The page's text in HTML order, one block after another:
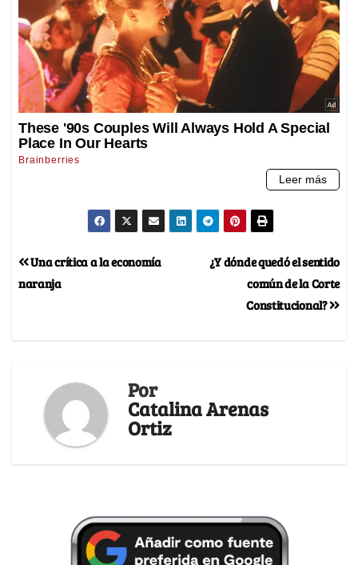
¿Y dónde quedó el sentido
común de la Corte
Constitucional?
Una crítica a la economía
naranja
Por
Catalina Arenas
Ortiz